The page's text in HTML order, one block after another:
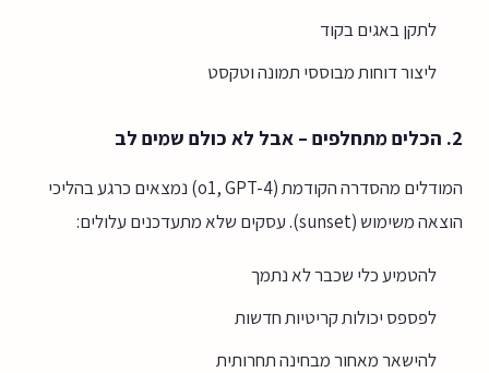
לתקן באגים בקוד
ליצור דוחות מבוססי תמונה וטקסט
2. הכלים מתחלפים – אבל לא כולם שמים לב
המודלים מהסדרה הקודמת (o1, GPT-4) נמצאים כרגע בהליכי
הוצאה משימוש (sunset). עסקים שלא מתעדכנים עלולים:
להטמיע כלי שכבר לא נתמך
לפספס יכולות קריטיות חדשות
להישאר מאחור מבחינה תחרותית